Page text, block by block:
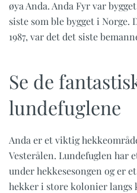
øya Anda. Anda Fyr var
siste som ble bygget i Norge.
1987, var det det siste
Se de
lundefuglene
Anda er et viktig
Vesterålen. Lundefuglen har
under hekkesesongen og er
hekker i store kolonier langs